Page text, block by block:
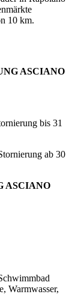
10 km.
ASCIANO
bis 31
ab 30
ASCIANO
Warmwasser,